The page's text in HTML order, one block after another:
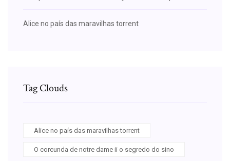
Alice no país das maravilhas torrent
Tag Clouds
Alice no país das maravilhas torrent
O corcunda de notre dame ii o segredo do sino